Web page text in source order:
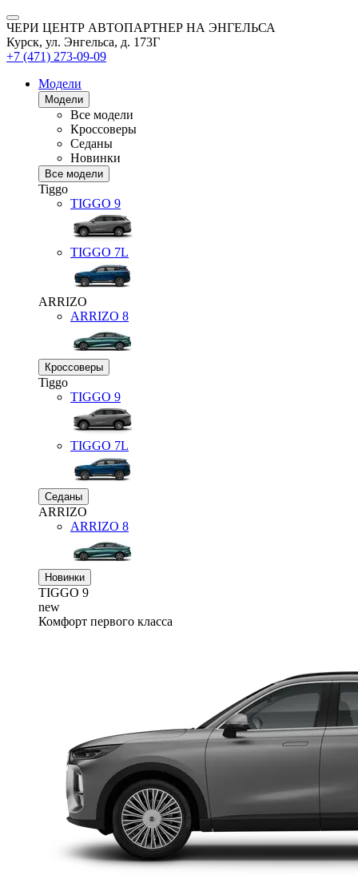
ЧЕРИ ЦЕНТР АВТОПАРТНЕР НА ЭНГЕЛЬСА
Курск, ул. Энгельса, д. 173Г
+7 (471) 273-09-09
Модели
Модели
Все модели
Кроссоверы
Седаны
Новинки
Все модели
Tiggo
TIGGO 9
TIGGO 7L
ARRIZO
ARRIZO 8
Кроссоверы
Tiggo
TIGGO 9
TIGGO 7L
Седаны
ARRIZO
ARRIZO 8
Новинки
TIGGO 9
new
Комфорт первого класса